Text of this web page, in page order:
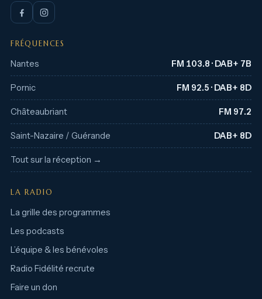
FRÉQUENCES
Nantes FM 103.8 · DAB+ 7B
Pornic FM 92.5 · DAB+ 8D
Châteaubriant FM 97.2
Saint-Nazaire / Guérande DAB+ 8D
Tout sur la réception →
LA RADIO
La grille des programmes
Les podcasts
L’équipe & les bénévoles
Radio Fidélité recrute
Faire un don